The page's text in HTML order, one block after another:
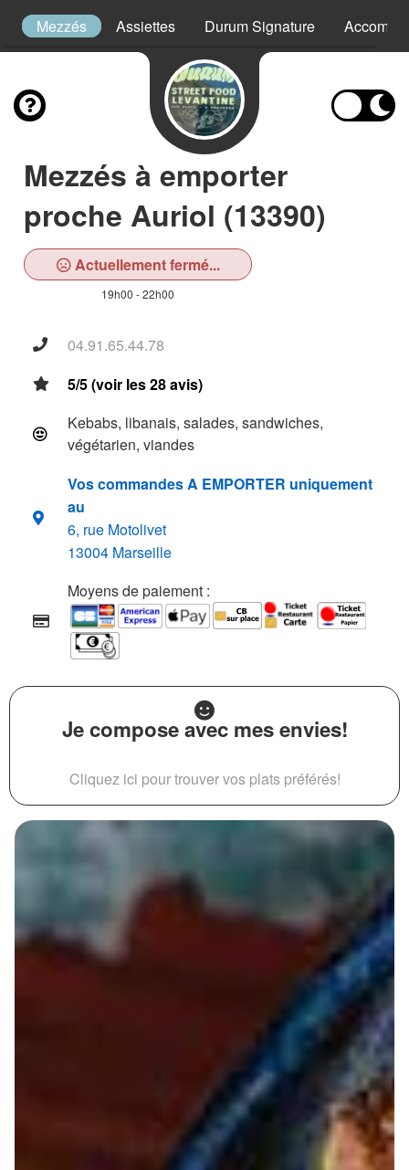
Mezzés Assiettes Durum Signature
Mezzés à emporter
proche Auriol (13390)
Actuellement fermé...
19h00 - 22h00
04.91.65.44.78
5/5 (voir les 28 avis)
Kebabs, libanais, salades, sandwiches,
végétarien, viandes
Vos commandes A EMPORTER uniquement
au
6, rue Motolivet
13004 Marseille
Moyens de paiement :
Je compose avec mes envies!
Cliquez ici pour trouver vos plats préférés!